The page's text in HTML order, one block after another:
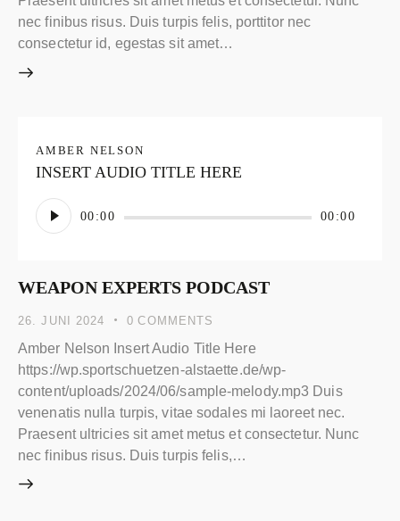
nec finibus risus. Duis turpis felis, porttitor nec
consectetur id, egestas sit amet…
AMBER NELSON
INSERT AUDIO TITLE HERE
Audio-
Player
00:00 00:00
WEAPON EXPERTS PODCAST
26. JUNI 2024 0 COMMENTS
Amber Nelson Insert Audio Title Here
https://wp.sportschuetzen-alstaette.de/wp-
content/uploads/2024/06/sample-melody.mp3 Duis
venenatis nulla turpis, vitae sodales mi laoreet nec.
Praesent ultricies sit amet metus et consectetur. Nunc
nec finibus risus. Duis turpis felis,…